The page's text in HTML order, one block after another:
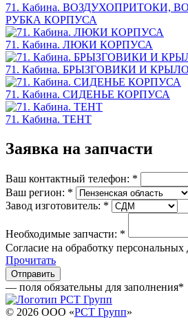
71. Кабина. ВОЗДУХОПРИТОКИ,
РУБКА КОРПУСА
71. Кабина. ЛЮКИ КОРПУСА
71. Кабина. БРЫЗГОВИКИ И
71. Кабина. СИДЕНЬЕ КОРПУСА
71. Кабина. ТЕНТ
Заявка на запчасти
Ваш контактный телефон: *
Ваш регион: *
Завод изготовитель: *
Необходимые запчасти: *
Согласие на обработку
Прочитать
— поля обязательны для заполнения*
© 2026 OOO «РСТ Групп»